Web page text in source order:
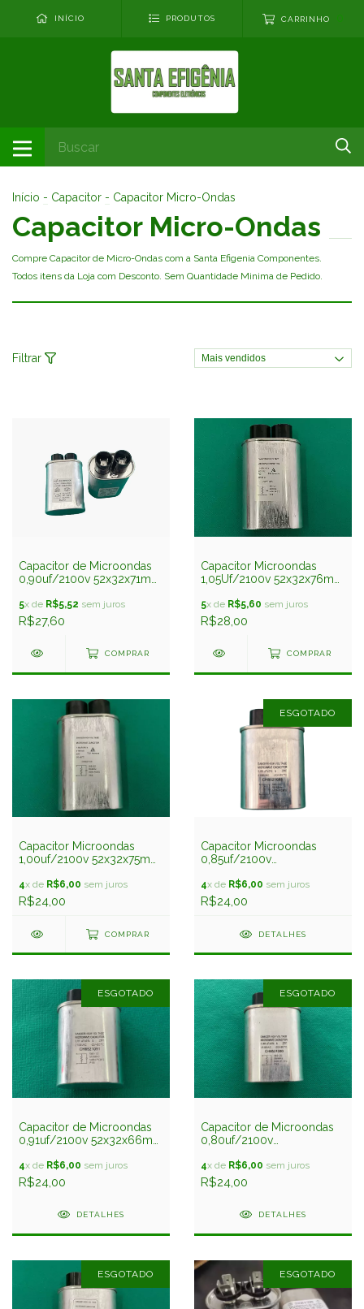
INÍCIO PRODUTOS CARRINHO
Início - Capacitor - Capacitor Micro-Ondas
Capacitor Micro-Ondas
Compre Capacitor de Micro-Ondas com a Santa Efigenia Componentes.
Todos itens da Loja com Desconto. Sem Quantidade Minima de Pedido.
Filtrar
Capacitor de Microondas
0,90uf/2100v 52x32x71mm
5x de R$5,52 sem juros
R$27,60
COMPRAR
Capacitor Microondas
1,05Uf/2100v 52x32x76mm
5x de R$5,60 sem juros
R$28,00
COMPRAR
Capacitor Microondas
1,00uf/2100v 52x32x75mm
4x de R$6,00 sem juros
R$24,00
COMPRAR
ESGOTADO
Capacitor Microondas
0,85uf/2100v
4,8mm 2t
4x de R$6,00 sem juros
R$24,00
DETALHES
ESGOTADO
Capacitor de Microondas
0,91uf/2100v 52x32x66mm
4x de R$6,00 sem juros
R$24,00
DETALHES
ESGOTADO
Capacitor de Microondas
0,80uf/2100v
4,8mm 2t
4x de R$6,00 sem juros
R$24,00
DETALHES
ESGOTADO ESGOTADO